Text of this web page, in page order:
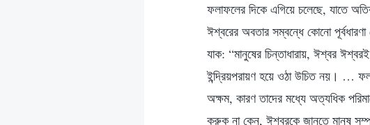
ফলাফলের দিকে এগিয়ে চলেছে, যাতে
ঈশ্বরের অবতার সম্বন্ধে কোনো
যাক: “মানুষের চিন্তাধারায়, ঈশ্বর
ইন্দ্রিয়পরায়ণ হয়ে ওঠা উচিত নয়। …
অক্ষম, কারণ তাদের মধ্যে অত্যধিক
করুক না কেন, ঈশ্বরকে জানতে মানুষ